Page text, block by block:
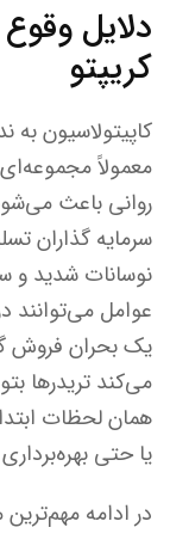
دلایل وقوع
کریپتو
کاپیتولاسیون
معمولاً
روانی باعث
سرمایه گذاران
نوسانات شدید و
عوامل
یک بحران فروش
می‌کند تریدرها
همان لحظات
یا حتی
در ادامه